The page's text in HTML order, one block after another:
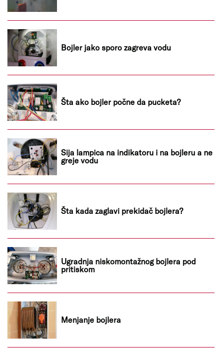
Bojler jako sporo zagreva vodu
Šta ako bojler počne da pucketa?
Sija lampica na indikatoru i na bojleru a ne
greje vodu
Šta kada zaglavi prekidač bojlera?
Ugradnja niskomontažnog bojlera pod
pritiskom
Menjanje bojlera